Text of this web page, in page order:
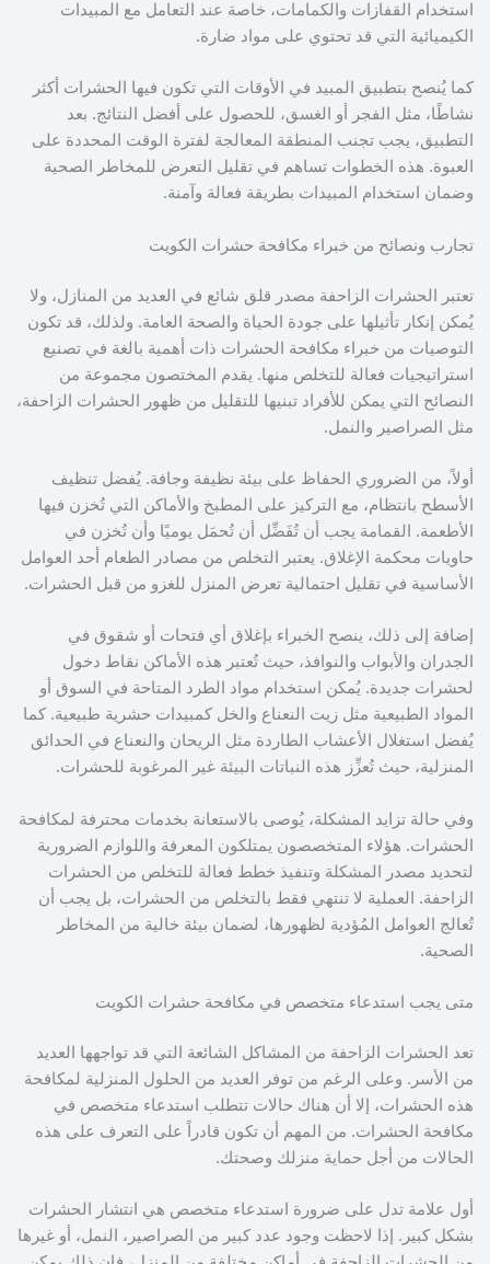
استخدام القفازات والكمامات، خاصة عند التعامل مع المبيدات
الكيميائية التي قد تحتوي على مواد ضارة.
كما يُنصح بتطبيق المبيد في الأوقات التي تكون فيها الحشرات أكثر
نشاطًا، مثل الفجر أو الغسق، للحصول على أفضل النتائج. بعد
التطبيق، يجب تجنب المنطقة المعالجة لفترة الوقت المحددة على
العبوة. هذه الخطوات تساهم في تقليل التعرض للمخاطر الصحية
وضمان استخدام المبيدات بطريقة فعالة وآمنة.
تجارب ونصائح من خبراء مكافحة حشرات الكويت
تعتبر الحشرات الزاحفة مصدر قلق شائع في العديد من المنازل، ولا
يُمكن إنكار تأثيلها على جودة الحياة والصحة العامة. ولذلك، قد تكون
التوصيات من خبراء مكافحة الحشرات ذات أهمية بالغة في تصنيع
استراتيجيات فعالة للتخلص منها. يقدم المختصون مجموعة من
النصائح التي يمكن للأفراد تبنيها للتقليل من ظهور الحشرات الزاحفة،
مثل الصراصير والنمل.
أولاً، من الضروري الحفاظ على بيئة نظيفة وجافة. يُفضل تنظيف
الأسطح بانتظام، مع التركيز على المطبخ والأماكن التي تُخزن فيها
الأطعمة. القمامة يجب أن تُفَضِّل أن تُحمَل يوميًا وأن تُخزن في
حاويات محكمة الإغلاق. يعتبر التخلص من مصادر الطعام أحد العوامل
الأساسية في تقليل احتمالية تعرض المنزل للغزو من قبل الحشرات.
إضافة إلى ذلك، ينصح الخبراء بإغلاق أي فتحات أو شقوق في
الجدران والأبواب والنوافذ، حيث تُعتبر هذه الأماكن نقاط دخول
لحشرات جديدة. يُمكن استخدام مواد الطرد المتاحة في السوق أو
المواد الطبيعية مثل زيت النعناع والخل كمبيدات حشرية طبيعية. كما
يُفضل استغلال الأعشاب الطاردة مثل الريحان والنعناع في الحدائق
المنزلية، حيث تُعزِّز هذه النباتات البيئة غير المرغوبة للحشرات.
وفي حالة تزايد المشكلة، يُوصى بالاستعانة بخدمات محترفة لمكافحة
الحشرات. هؤلاء المتخصصون يمتلكون المعرفة واللوازم الضرورية
لتحديد مصدر المشكلة وتنفيذ خطط فعالة للتخلص من الحشرات
الزاحفة. العملية لا تنتهي فقط بالتخلص من الحشرات، بل يجب أن
تُعالج العوامل المُؤدية لظهورها، لضمان بيئة خالية من المخاطر
الصحية.
متى يجب استدعاء متخصص في مكافحة حشرات الكويت
تعد الحشرات الزاحفة من المشاكل الشائعة التي قد تواجهها العديد
من الأسر. وعلى الرغم من توفر العديد من الحلول المنزلية لمكافحة
هذه الحشرات، إلا أن هناك حالات تتطلب استدعاء متخصص في
مكافحة الحشرات. من المهم أن تكون قادراً على التعرف على هذه
الحالات من أجل حماية منزلك وصحتك.
أول علامة تدل على ضرورة استدعاء متخصص هي انتشار الحشرات
بشكل كبير. إذا لاحظت وجود عدد كبير من الصراصير، النمل، أو غيرها